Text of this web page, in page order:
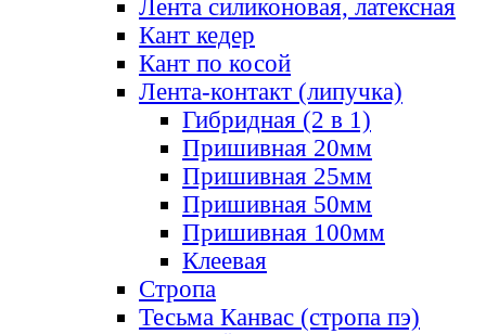
Лента силиконовая, латексная
Кант кедер
Кант по косой
Лента-контакт (липучка)
Гибридная (2 в 1)
Пришивная 20мм
Пришивная 25мм
Пришивная 50мм
Пришивная 100мм
Клеевая
Стропа
Тесьма Канвас (стропа пэ)